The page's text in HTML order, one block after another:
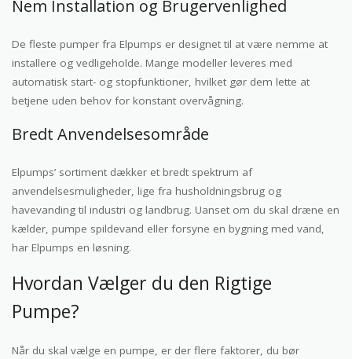
Nem Installation og Brugervenlighed
De fleste pumper fra Elpumps er designet til at være nemme at
installere og vedligeholde. Mange modeller leveres med
automatisk start- og stopfunktioner, hvilket gør dem lette at
betjene uden behov for konstant overvågning.
Bredt Anvendelsesområde
Elpumps’ sortiment dækker et bredt spektrum af
anvendelsesmuligheder, lige fra husholdningsbrug og
havevanding til industri og landbrug. Uanset om du skal dræne en
kælder, pumpe spildevand eller forsyne en bygning med vand,
har Elpumps en løsning.
Hvordan Vælger du den Rigtige
Pumpe?
Når du skal vælge en pumpe, er der flere faktorer, du bør